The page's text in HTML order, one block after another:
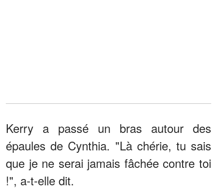
Kerry a passé un bras autour des
épaules de Cynthia. "Là chérie, tu sais
que je ne serai jamais fâchée contre toi
!", a-t-elle dit.